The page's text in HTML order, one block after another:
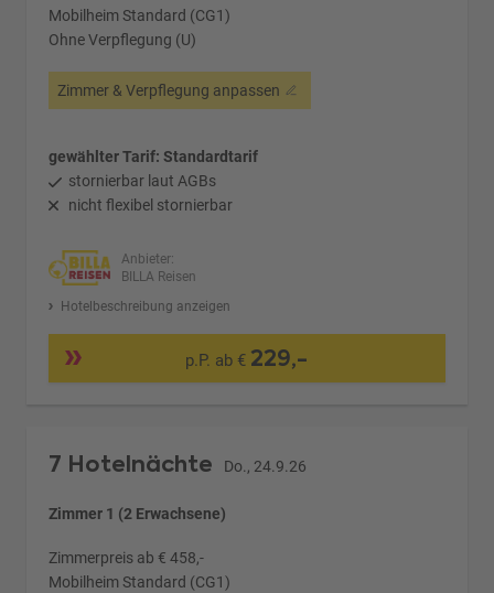
Mobilheim Standard (CG1)
Ohne Verpflegung (U)
Zimmer & Verpflegung anpassen
gewählter Tarif: Standardtarif
stornierbar laut AGBs
nicht flexibel stornierbar
Anbieter:
BILLA Reisen
Hotelbeschreibung anzeigen
p.P. ab € 229,-
7 Hotelnächte Do., 24.9.26
Zimmer 1 (2 Erwachsene)
Zimmerpreis ab € 458,-
Mobilheim Standard (CG1)